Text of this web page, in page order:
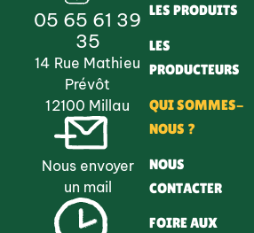
05 65 61 39
35
14 Rue Mathieu
Prévôt
12100 Millau
Nous envoyer
un mail
LES PRODUITS
LES
PRODUCTEURS
QUI SOMMES-
NOUS ?
NOUS
CONTACTER
FOIRE AUX